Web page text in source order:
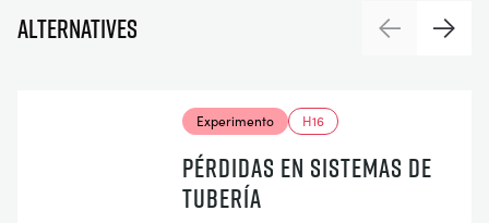
Alternatives PreviousNext
Experimento H16
PÉRDIDAS EN SISTEMAS DE
TUBERÍA